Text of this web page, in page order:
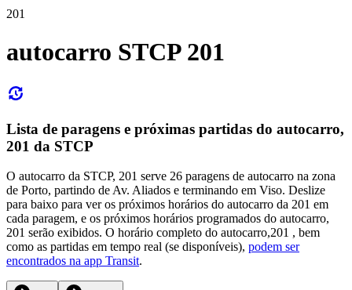
201
autocarro STCP 201
Lista de paragens e próximas partidas do autocarro,
201 da STCP
O autocarro da STCP, 201 serve 26 paragens de autocarro na zona
de Porto, partindo de Av. Aliados e terminando em Viso. Deslize
para baixo para ver os próximos horários do autocarro da 201 em
cada paragem, e os próximos horários programados do autocarro,
201 serão exibidos. O horário completo do autocarro,201 , bem
como as partidas em tempo real (se disponíveis), podem ser
encontrados na app Transit.